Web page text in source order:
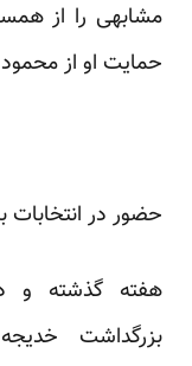
مشابهی را از
حمایت او از
حضور در
هفته گذشته و
بزرگداشت